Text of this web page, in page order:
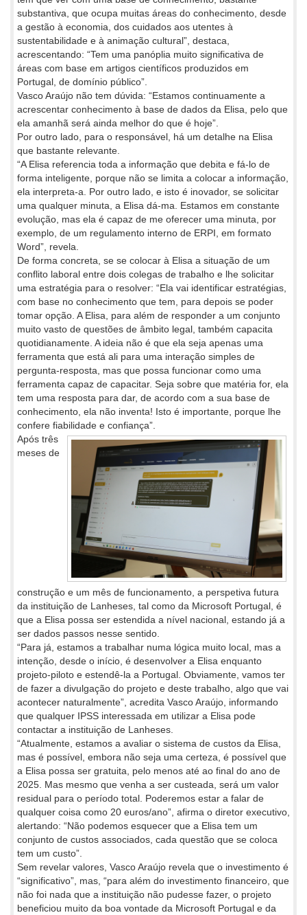
substantiva, que ocupa muitas áreas do conhecimento, desde
a gestão à economia, dos cuidados aos utentes à
sustentabilidade e à animação cultural”, destaca,
acrescentando: “Tem uma panóplia muito significativa de
áreas com base em artigos científicos produzidos em
Portugal, de domínio público”.
Vasco Araújo não tem dúvida: “Estamos continuamente a
acrescentar conhecimento à base de dados da Elisa, pelo que
ela amanhã será ainda melhor do que é hoje”.
Por outro lado, para o responsável, há um detalhe na Elisa
que bastante relevante.
“A Elisa referencia toda a informação que debita e fá-lo de
forma inteligente, porque não se limita a colocar a informação,
ela interpreta-a. Por outro lado, e isto é inovador, se solicitar
uma qualquer minuta, a Elisa dá-ma. Estamos em constante
evolução, mas ela é capaz de me oferecer uma minuta, por
exemplo, de um regulamento interno de ERPI, em formato
Word”, revela.
De forma concreta, se se colocar à Elisa a situação de um
conflito laboral entre dois colegas de trabalho e lhe solicitar
uma estratégia para o resolver: “Ela vai identificar estratégias,
com base no conhecimento que tem, para depois se poder
tomar opção. A Elisa, para além de responder a um conjunto
muito vasto de questões de âmbito legal, também capacita
quotidianamente. A ideia não é que ela seja apenas uma
ferramenta que está ali para uma interação simples de
pergunta-resposta, mas que possa funcionar como uma
ferramenta capaz de capacitar. Seja sobre que matéria for, ela
tem uma resposta para dar, de acordo com a sua base de
conhecimento, ela não inventa! Isto é importante, porque lhe
confere fiabilidade e confiança”.
Após três
meses de
construção e um mês de funcionamento, a perspetiva futura
da instituição de Lanheses, tal como da Microsoft Portugal, é
que a Elisa possa ser estendida a nível nacional, estando já a
ser dados passos nesse sentido.
“Para já, estamos a trabalhar numa lógica muito local, mas a
intenção, desde o início, é desenvolver a Elisa enquanto
projeto-piloto e estendê-la a Portugal. Obviamente, vamos ter
de fazer a divulgação do projeto e deste trabalho, algo que vai
acontecer naturalmente”, acredita Vasco Araújo, informando
que qualquer IPSS interessada em utilizar a Elisa pode
contactar a instituição de Lanheses.
“Atualmente, estamos a avaliar o sistema de custos da Elisa,
mas é possível, embora não seja uma certeza, é possível que
a Elisa possa ser gratuita, pelo menos até ao final do ano de
2025. Mas mesmo que venha a ser custeada, será um valor
residual para o período total. Poderemos estar a falar de
qualquer coisa como 20 euros/ano”, afirma o diretor executivo,
alertando: “Não podemos esquecer que a Elisa tem um
conjunto de custos associados, cada questão que se coloca
tem um custo”.
Sem revelar valores, Vasco Araújo revela que o investimento é
“significativo”, mas, “para além do investimento financeiro, que
não foi nada que a instituição não pudesse fazer, o projeto
beneficiou muito da boa vontade da Microsoft Portugal e da